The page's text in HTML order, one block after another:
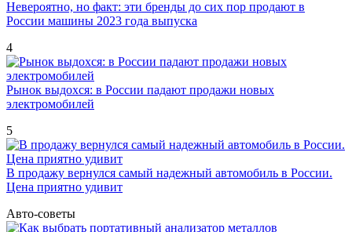
Невероятно, но факт: эти бренды до сих пор продают в
России машины 2023 года выпуска
4
Рынок выдохся: в России падают продажи новых
электромобилей
5
В продажу вернулся самый надежный автомобиль в России.
Цена приятно удивит
Авто-советы